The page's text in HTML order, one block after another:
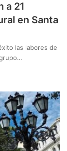
a 21
en Santa
las labores de